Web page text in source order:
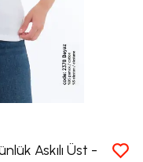
Askılı Üst -